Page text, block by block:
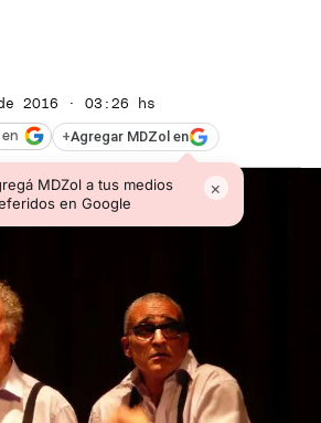
2016 · 03:26 hs
+Agregar MDZol en
MDZol a tus medios
en Google
×